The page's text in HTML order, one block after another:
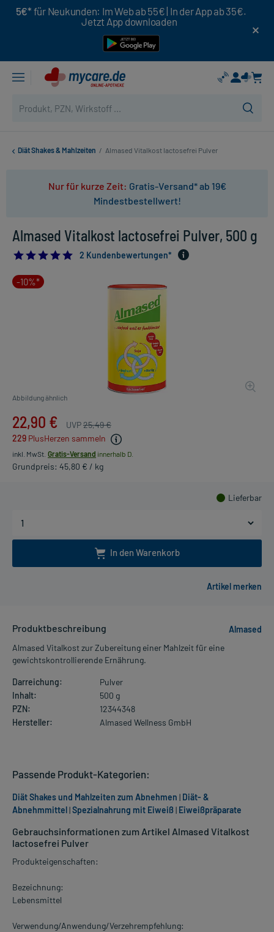
5€* für Neukunden: Im Web ab 55€ | In der App ab 35€.
Jetzt App downloaden
Diät Shakes & Mahlzeiten / Almased Vitalkost lactosefrei Pulver
Nur für kurze Zeit: Gratis-Versand* ab 19€
Mindestbestellwert!
Almased Vitalkost lactosefrei Pulver, 500 g
5.0
2 Kundenbewertungen*
-10%*
Abbildung ähnlich
22,90 € UVP25,49 €
229 PlusHerzen sammeln
inkl. MwSt. Gratis-Versand innerhalb D.
Grundpreis: 45,80 € / kg
Lieferbar
In den Warenkorb
Produktbeschreibung
Almased
Almased Vitalkost zur Zubereitung einer Mahlzeit für eine
gewichtskontrollierende Ernährung.
Darreichung:
Pulver
Inhalt:
500 g
PZN:
12344348
Hersteller:
Almased Wellness GmbH
Gebrauchsinformationen zum Artikel Almased Vitalkost
lactosefrei Pulver
Produkteigenschaften:
Bezeichnung:
Lebensmittel
Verwendung/Anwendung/Verzehrempfehlung:
Passende Produkt-Kategorien:
Diät Shakes und Mahlzeiten zum Abnehmen | Diät- &
Abnehmmittel|Spezialnahrung mit Eiweiß| Eiweißpräparate